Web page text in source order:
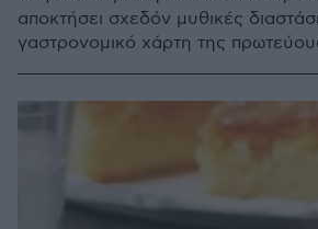
αποκτήσει σχεδόν μυθικές
γαστρονομικό χάρτη της